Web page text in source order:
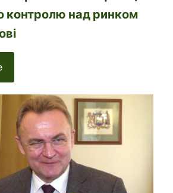
контролю над ринком